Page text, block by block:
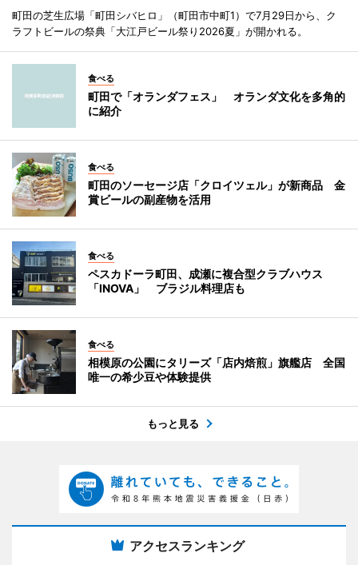
町田の芝生広場「町田シバヒロ」（町田市中町1）で7月29日から、ク
ラフトビールの祭典「大江戸ビール祭り2026夏」が開かれる。
食べる
町田で「オランダフェス」 オランダ文化を多角的
に紹介
食べる
町田のソーセージ店「クロイツェル」が新商品 金
賞ビールの副産物を活用
食べる
ペスカドーラ町田、成瀬に複合型クラブハウス
「INOVA」 ブラジル料理店も
食べる
相模原の公園にタリーズ「店内焙煎」旗艦店 全国
唯一の希少豆や体験提供
もっと見る
アクセスランキング